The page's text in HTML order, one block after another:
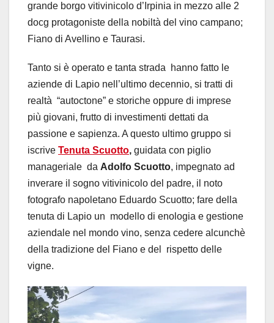
grande borgo vitivinicolo d’Irpinia in mezzo alle 2
docg protagoniste della nobiltà del vino campano;
Fiano di Avellino e Taurasi.
Tanto si è operato e tanta strada hanno fatto le
aziende di Lapio nell’ultimo decennio, si tratti di
realtà “autoctone” e storiche oppure di imprese
più giovani, frutto di investimenti dettati da
passione e sapienza. A questo ultimo gruppo si
iscrive Tenuta Scuotto, guidata con piglio
manageriale da Adolfo Scuotto, impegnato ad
inverare il sogno vitivinicolo del padre, il noto
fotografo napoletano Eduardo Scuotto; fare della
tenuta di Lapio un modello di enologia e gestione
aziendale nel mondo vino, senza cedere alcunchè
della tradizione del Fiano e del rispetto delle
vigne.